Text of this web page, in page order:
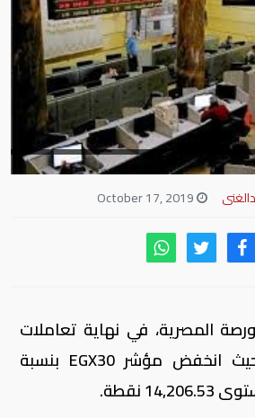
المصرية، في نهاية تعاملات
انخفض مؤشرEGX30 بنسبة
.